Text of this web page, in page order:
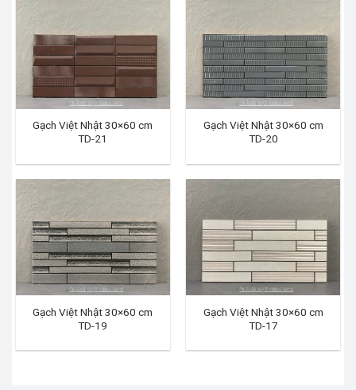
Gạch Việt Nhật 30×60 cm
TD-21
Gạch Việt Nhật 30×60 cm
TD-20
Gạch Việt Nhật 30×60 cm
TD-19
Gạch Việt Nhật 30×60 cm
TD-17